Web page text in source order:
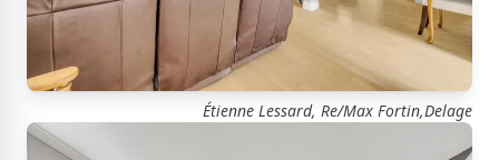
Étienne Lessard, Re/Max Fortin,Delage